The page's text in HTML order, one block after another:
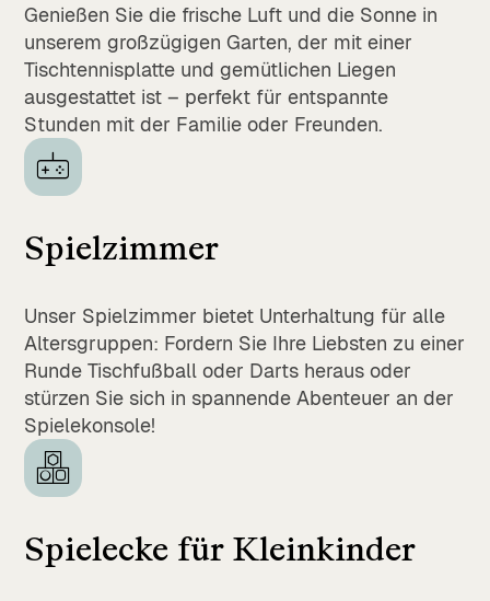
Genießen Sie die frische Luft und die Sonne in
unserem großzügigen Garten, der mit einer
Tischtennisplatte und gemütlichen Liegen
ausgestattet ist – perfekt für entspannte
Stunden mit der Familie oder Freunden.
Spielzimmer
Unser Spielzimmer bietet Unterhaltung für alle
Altersgruppen: Fordern Sie Ihre Liebsten zu einer
Runde Tischfußball oder Darts heraus oder
stürzen Sie sich in spannende Abenteuer an der
Spielekonsole!
Spielecke für Kleinkinder